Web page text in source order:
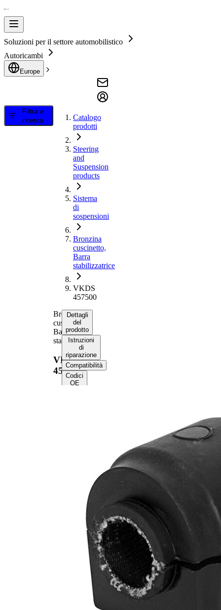
Soluzioni per il settore automobilistico
Autoricambi
Europe
Filtra e
ricerca
Catalogo
prodotti
Steering
and
Suspension
products
Sistema
di
sospensioni
Bronzina
cuscinetto,
Barra
stabilizzatrice
VKDS
457500
Bronzina
cuscinetto,
Barra
stabilizzatrice
VKDS
457500
Dettagli
del
prodotto
Istruzioni
di
riparazione
Compatibilità
Codici
OE
32,5
mm